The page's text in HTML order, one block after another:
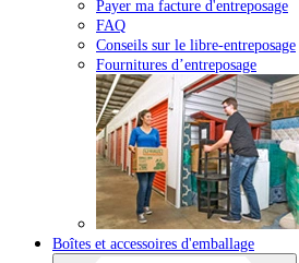
Payer ma facture d'entreposage
FAQ
Conseils sur le libre-entreposage
Fournitures d’entreposage
Boîtes et accessoires d'emballage